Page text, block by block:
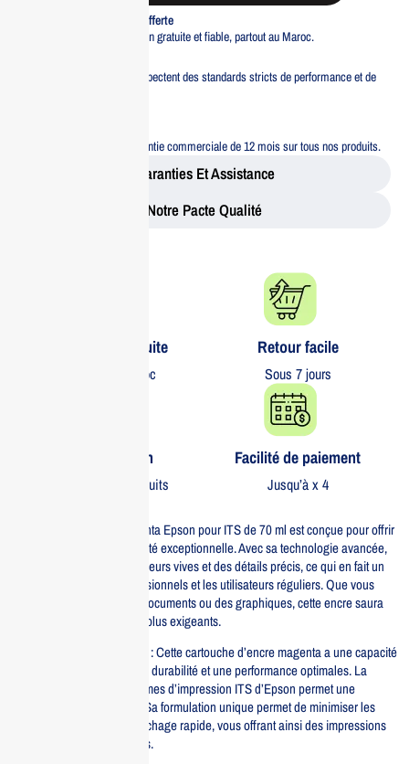
Livraison standard offerte
Profitez d’une livraison gratuite et fiable, partout au Maroc.
Tous nos produits respectent des standards stricts de performance et de
Bénéficiez d’une garantie commerciale de 12 mois sur tous nos produits.
Garanties Et Assistance
Notre Pacte Qualité
Livraison gratuite​
partout au Maroc
Retour facile​
Sous 7 jours
Garantie 1 an
Sur tous nos produits
Facilité de paiement
Jusqu’à x 4
La cartouche d’encre magenta Epson pour ITS de 70 ml est conçue pour offrir
des impressions d’une qualité exceptionnelle. Avec sa technologie avancée,
cette encre garantit des couleurs vives et des détails précis, ce qui en fait un
choix parfait pour les professionnels et les utilisateurs réguliers. Que vous
imprimiez des photos, des documents ou des graphiques, cette encre saura
répondre à vos besoins les plus exigeants.
Caractéristiques principales : Cette cartouche d’encre magenta a une capacité
de 70 ml, assurant ainsi une durabilité et une performance optimales. La
compatibilité avec les systèmes d’impression ITS d’Epson permet une
installation facile et rapide. Sa formulation unique permet de minimiser les
risques de bavures et de séchage rapide, vous offrant ainsi des impressions
instantanées et impeccables.